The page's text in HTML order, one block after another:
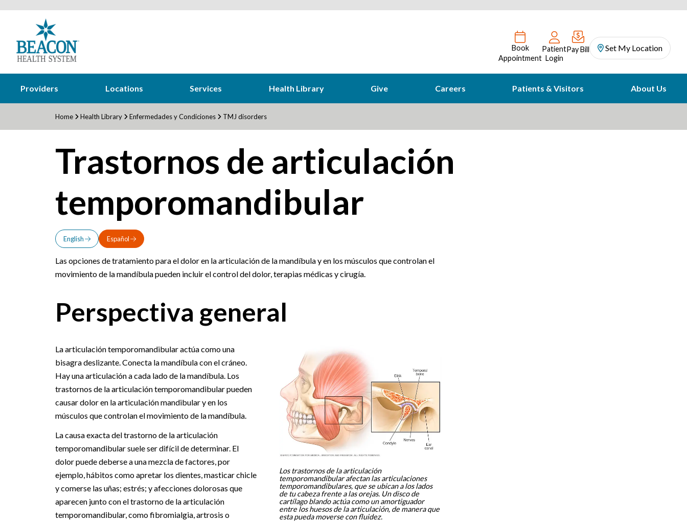
Book
Appointment
Patient
Login
Pay Bill Set My Location
Providers Locations Services Health Library Give Careers Patients & Visitors About Us
Home Health Library Enfermedades y Condiciones TMJ disorders
Trastornos de articulación
temporomandibular
English Español
Las opciones de tratamiento para el dolor en la articulación de la mandíbula y en los músculos que controlan el
movimiento de la mandíbula pueden incluir el control del dolor, terapias médicas y cirugía.
Perspectiva general
Los trastornos de la articulación
temporomandibular afectan las articulaciones
temporomandibulares, que se ubican a los lados
de tu cabeza frente a las orejas. Un disco de
cartílago blando actúa como un amortiguador
entre los huesos de la articulación, de manera que
esta pueda moverse con fluidez.
La articulación temporomandibular actúa como una
bisagra deslizante. Conecta la mandíbula con el cráneo.
Hay una articulación a cada lado de la mandíbula. Los
trastornos de la articulación temporomandibular pueden
causar dolor en la articulación mandibular y en los
músculos que controlan el movimiento de la mandíbula.
La causa exacta del trastorno de la articulación
temporomandibular suele ser difícil de determinar. El
dolor puede deberse a una mezcla de factores, por
ejemplo, hábitos como apretar los dientes, masticar chicle
y comerse las uñas; estrés; y afecciones dolorosas que
aparecen junto con el trastorno de la articulación
temporomandibular, como fibromialgia, artrosis o